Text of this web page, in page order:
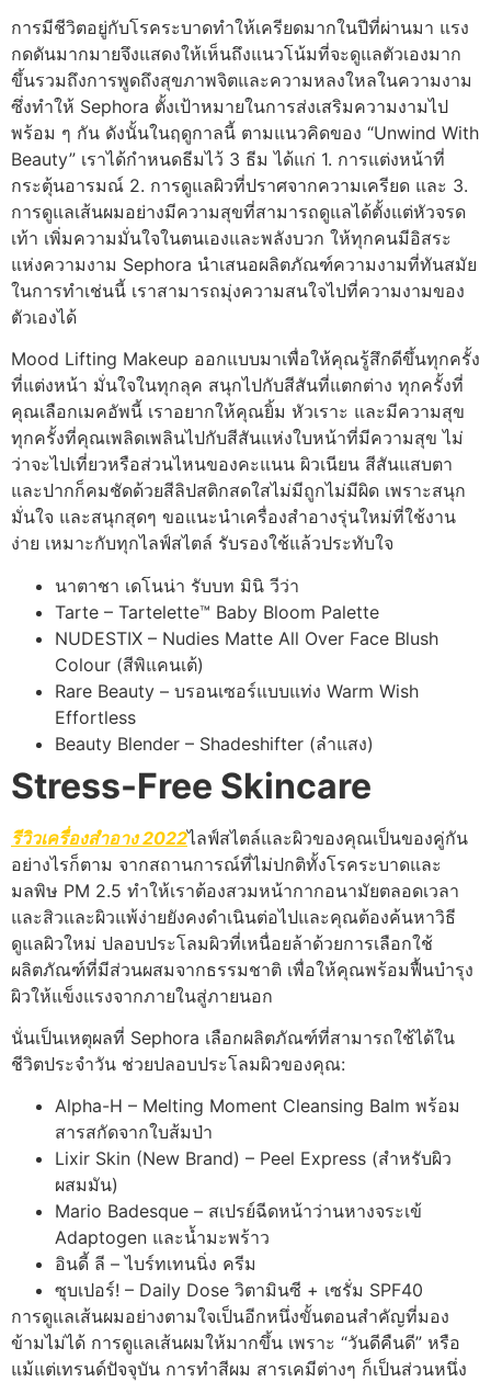
การมีชีวิตอยู่กับโรคระบาดทำให้เครียดมากในปีที่ผ่านมา แรง
กดดันมากมายจึงแสดงให้เห็นถึงแนวโน้มที่จะดูแลตัวเองมาก
ขึ้นรวมถึงการพูดถึงสุขภาพจิตและความหลงใหลในความงาม
ซึ่งทำให้ Sephora ตั้งเป้าหมายในการส่งเสริมความงามไป
พร้อม ๆ กัน ดังนั้นในฤดูกาลนี้ ตามแนวคิดของ “Unwind With
Beauty” เราได้กำหนดธีมไว้ 3 ธีม ได้แก่ 1. การแต่งหน้าที่
กระตุ้นอารมณ์ 2. การดูแลผิวที่ปราศจากความเครียด และ 3.
การดูแลเส้นผมอย่างมีความสุขที่สามารถดูแลได้ตั้งแต่หัวจรด
เท้า เพิ่มความมั่นใจในตนเองและพลังบวก ให้ทุกคนมีอิสระ
แห่งความงาม Sephora นำเสนอผลิตภัณฑ์ความงามที่ทันสมัย
ในการทำเช่นนี้ เราสามารถมุ่งความสนใจไปที่ความงามของ
ตัวเองได้
Mood Lifting Makeup ออกแบบมาเพื่อให้คุณรู้สึกดีขึ้นทุกครั้ง
ที่แต่งหน้า มั่นใจในทุกลุค สนุกไปกับสีสันที่แตกต่าง ทุกครั้งที่
คุณเลือกเมคอัพนี้ เราอยากให้คุณยิ้ม หัวเราะ และมีความสุข
ทุกครั้งที่คุณเพลิดเพลินไปกับสีสันแห่งใบหน้าที่มีความสุข ไม่
ว่าจะไปเที่ยวหรือส่วนไหนของคะแนน ผิวเนียน สีสันแสบตา
และปากก็คมชัดด้วยสีลิปสติกสดใสไม่มีถูกไม่มีผิด เพราะสนุก
มั่นใจ และสนุกสุดๆ ขอแนะนำเครื่องสำอางรุ่นใหม่ที่ใช้งาน
ง่าย เหมาะกับทุกไลฟ์สไตล์ รับรองใช้แล้วประทับใจ
นาตาชา เดโนน่า รับบท มินิ วีว่า
Tarte – Tartelette™ Baby Bloom Palette
NUDESTIX – Nudies Matte All Over Face Blush
Colour (สีพิแคนเต้)
Rare Beauty – บรอนเซอร์แบบแท่ง Warm Wish
Effortless
Beauty Blender – Shadeshifter (ลำแสง)
Stress-Free Skincare
รีวิวเครื่องสำอาง 2022ไลฟ์สไตล์และผิวของคุณเป็นของคู่กัน
อย่างไรก็ตาม จากสถานการณ์ที่ไม่ปกติทั้งโรคระบาดและ
มลพิษ PM 2.5 ทำให้เราต้องสวมหน้ากากอนามัยตลอดเวลา
และสิวและผิวแพ้ง่ายยังคงดำเนินต่อไปและคุณต้องค้นหาวิธี
ดูแลผิวใหม่ ปลอบประโลมผิวที่เหนื่อยล้าด้วยการเลือกใช้
ผลิตภัณฑ์ที่มีส่วนผสมจากธรรมชาติ เพื่อให้คุณพร้อมฟื้นบำรุง
ผิวให้แข็งแรงจากภายในสู่ภายนอก
นั่นเป็นเหตุผลที่ Sephora เลือกผลิตภัณฑ์ที่สามารถใช้ได้ใน
ชีวิตประจำวัน ช่วยปลอบประโลมผิวของคุณ:
Alpha-H – Melting Moment Cleansing Balm พร้อม
สารสกัดจากใบส้มป่า
Lixir Skin (New Brand) – Peel Express (สำหรับผิว
ผสมมัน)
Mario Badesque – สเปรย์ฉีดหน้าว่านหางจระเข้
Adaptogen และน้ำมะพร้าว
อินดี้ ลี – ไบร์ทเทนนิ่ง ครีม
ซุบเปอร์! – Daily Dose วิตามินซี + เซรั่ม SPF40
การดูแลเส้นผมอย่างตามใจเป็นอีกหนึ่งขั้นตอนสำคัญที่มอง
ข้ามไม่ได้ การดูแลเส้นผมให้มากขึ้น เพราะ “วันดีคืนดี” หรือ
แม้แต่เทรนด์ปัจจุบัน การทำสีผม สารเคมีต่างๆ ก็เป็นส่วนหนึ่ง